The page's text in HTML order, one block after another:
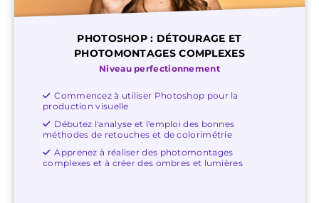
PHOTOSHOP : DÉTOURAGE ET
PHOTOMONTAGES COMPLEXES
Niveau perfectionnement
Commencez à utiliser Photoshop pour la
production visuelle
Débutez l'analyse et l'emploi des bonnes
méthodes de retouches et de colorimétrie
Apprenez à réaliser des photomontages
complexes et à créer des ombres et lumières